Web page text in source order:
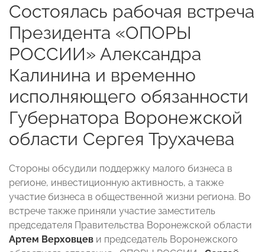
Состоялась рабочая встреча
Президента «ОПОРЫ
РОССИИ» Александра
Калинина и временно
исполняющего обязанности
Губернатора Воронежской
области Сергея Трухачева
Стороны обсудили поддержку малого бизнеса в
регионе, инвестиционную активность, а также
участие бизнеса в общественной жизни региона. Во
встрече также приняли участие заместитель
председателя Правительства Воронежской области
Артем Верховцев и председатель Воронежского